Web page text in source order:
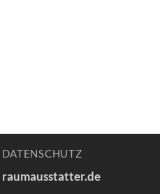
DATENSCHUTZ
raumausstatter.de